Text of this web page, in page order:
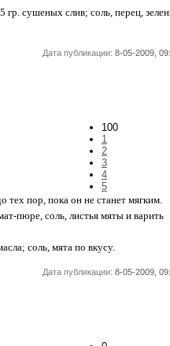
гр. сушеных слив; соль, перец,
Дата публикации: 8-05-2009,
100
1
2
3
4
5
пор, пока он не станет мягким.
пюре, соль, листья мяты и варить
соль, мята по вкусу.
Дата публикации: 8-05-2009,